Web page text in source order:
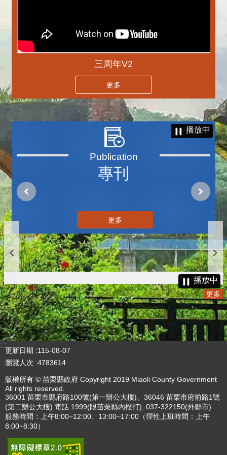
三周年V2
更多
專刊
播放中
更多
播放中
更多
:::
更新日期
115-08-07
瀏覽人次 4783614
版權所有 © 苗栗縣政府 Copyright 2019 Miaoli County Government
All rights reserved.
36001 苗栗市縣府路100號(第一辦公大樓)、36046 苗栗市府前路1號
(第二辦公大樓) 電話:1999(限苗栗縣內撥打), 037-322150(外縣市)
服務時間：上午8:00~12:00、13:00~17:00（彈性上班時間：上午
8:00~8:30）